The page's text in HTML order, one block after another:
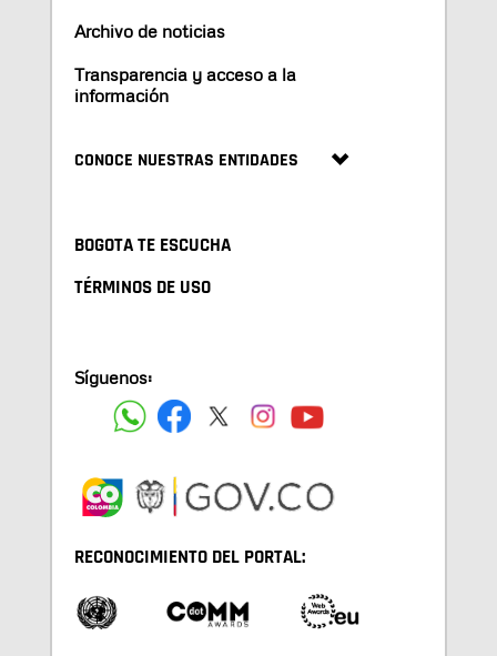
Archivo de noticias
Transparencia y acceso a la
información
CONOCE NUESTRAS ENTIDADES
BOGOTA TE ESCUCHA
TÉRMINOS DE USO
Síguenos:
RECONOCIMIENTO DEL PORTAL: